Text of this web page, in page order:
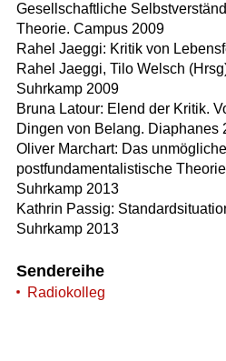
Gesellschaftliche
Theorie. Campus 2009
Rahel Jaeggi: Kritik von
Rahel Jaeggi, Tilo Welsch
Suhrkamp 2009
Bruna Latour: Elend der Kritik.
Dingen von Belang. Diaphanes
Oliver Marchart: Das
postfundamentalistische
Suhrkamp 2013
Kathrin Passig:
Suhrkamp 2013
Sendereihe
Radiokolleg